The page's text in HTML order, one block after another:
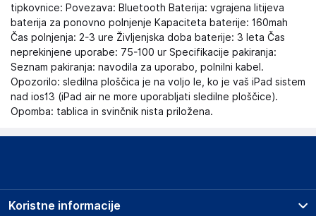
tipkovnice: Povezava: Bluetooth Baterija: vgrajena litijeva
baterija za ponovno polnjenje Kapaciteta baterije: 160mah
Čas polnjenja: 2-3 ure Življenjska doba baterije: 3 leta Čas
neprekinjene uporabe: 75-100 ur Specifikacije pakiranja:
Seznam pakiranja: navodila za uporabo, polnilni kabel.
Opozorilo: sledilna ploščica je na voljo le, ko je vaš iPad sistem
nad ios13 (iPad air ne more uporabljati sledilne ploščice).
Opomba: tablica in svinčnik nista priložena.
Koristne informacije